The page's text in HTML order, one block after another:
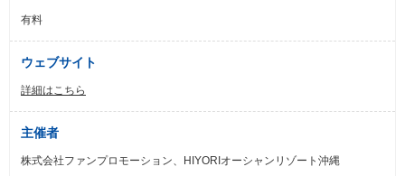
有料
ウェブサイト
詳細はこちら
主催者
株式会社ファンプロモーション、HIYORIオーシャンリゾート沖縄